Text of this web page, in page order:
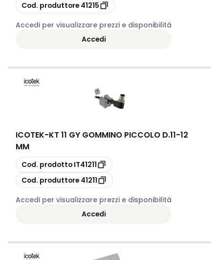
copia
Cod. produttore 41215
Accedi per visualizzare prezzi e disponibilità
Accedi
ICOTEK-KT 11 GY GOMMINO PICCOLO D.11-12
MM
copia
Cod. prodotto IT41211
copia
Cod. produttore 41211
Accedi per visualizzare prezzi e disponibilità
Accedi